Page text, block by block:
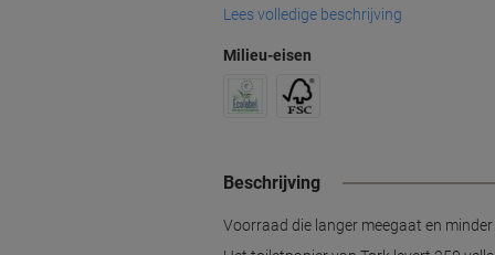
Lees volledige beschrijving
Milieu-eisen
Beschrijving
Voorraad die langer meegaat en